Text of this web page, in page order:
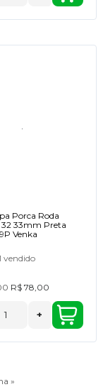
Porca Roda
33mm Preta
Venka
vendido
R$ 78,00
+
»